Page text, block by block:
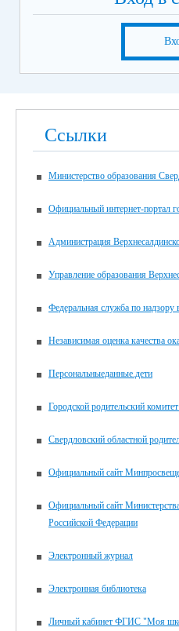
Ссылки
Министерство образования
Официальный интернет-портал
Администрация
Управление образования
Федеральная служба по надзору
Независимая оценка качества
Персональныеданные.дети
Городской родительский
Свердловский областной
Официальный сайт
Официальный сайт
Российской Федерации
Электронный журнал
Электронная библиотека
Личный кабинет ФГИС "Моя